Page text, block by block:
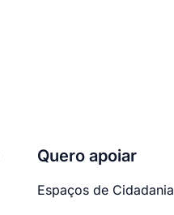
Quero apoiar
Espaços de Cidadania